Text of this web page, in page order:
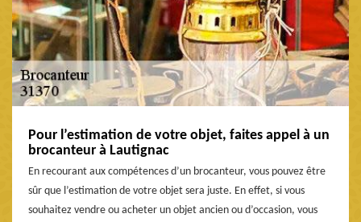
Pour l’estimation de votre objet, faites appel à un
brocanteur à Lautignac
En recourant aux compétences d’un brocanteur, vous pouvez être
sûr que l’estimation de votre objet sera juste. En effet, si vous
souhaitez vendre ou acheter un objet ancien ou d’occasion, vous